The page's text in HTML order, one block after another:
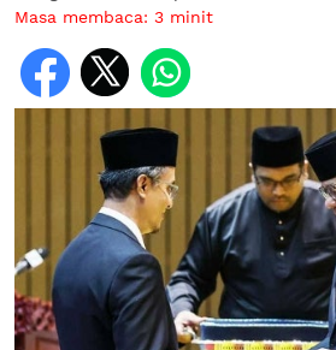
Masa membaca: 3 minit